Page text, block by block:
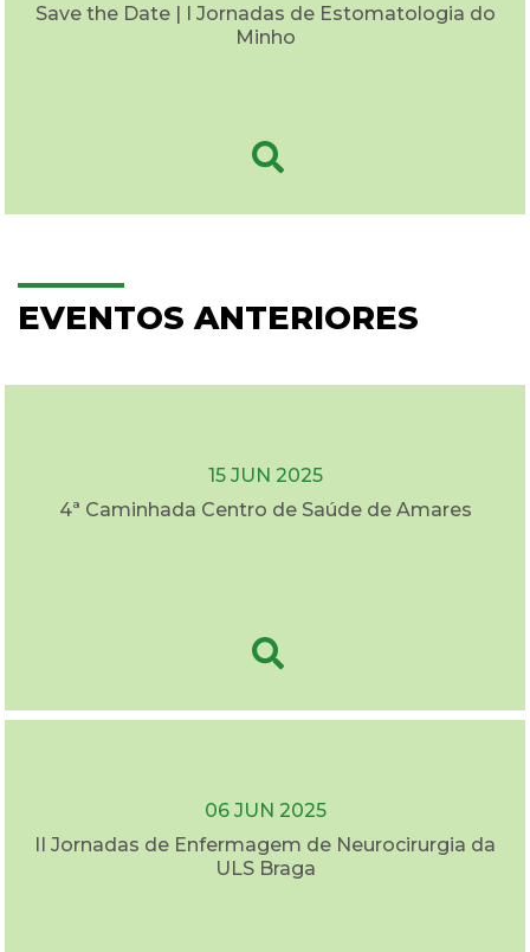
Save the Date | I Jornadas de Estomatologia do
Minho
EVENTOS ANTERIORES
15 JUN 2025
4ª Caminhada Centro de Saúde de Amares
06 JUN 2025
II Jornadas de Enfermagem de Neurocirurgia da
ULS Braga